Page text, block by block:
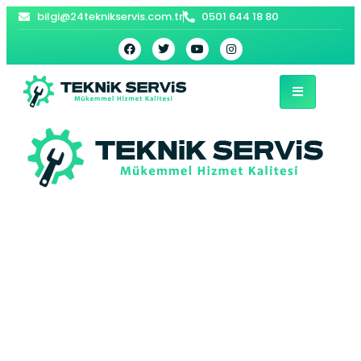
bilgi@24teknikservis.com.tr 0501 644 18 80